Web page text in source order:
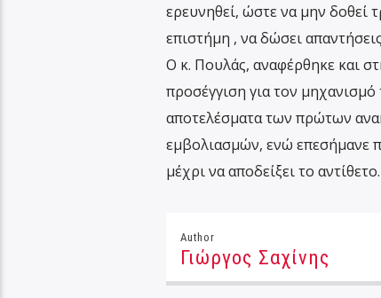
ερευνηθεί, ώστε να μην δοθεί
επιστήμη , να δώσει
Ο κ. Πουλάς, αναφέρθηκε και
προσέγγιση για τον
αποτελέσματα των πρώτων
εμβολιασμών, ενώ επεσήμανε
μέχρι να αποδείξει το αντίθετο.
Author
Γιώργος Σαχίνης